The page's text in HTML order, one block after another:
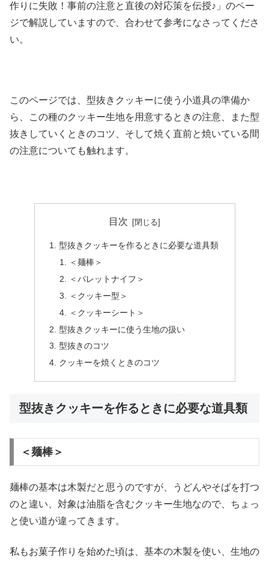
作りに失敗！事前の注意と直後の対応策を伝授♪」のペー
ジで解説していますので、合わせて参考になさってくださ
い。
このページでは、型抜きクッキーに使う小道具の準備か
ら、この種のクッキー生地を用意するときの注意、また型
抜きしていくときのコツ、そして焼く直前と焼いている間
の注意についても触れます。
目次
型抜きクッキーを作るときに必要な道具類
＜麺棒＞
＜パレットナイフ＞
＜クッキー型＞
＜クッキーシート＞
型抜きクッキーに使う生地の扱い
型抜きのコツ
クッキーを焼くときのコツ
型抜きクッキーを作るときに必要な道具類
＜麺棒＞
麺棒の基本は木製だと思うのですが、うどんやそばを打つ
のと違い、対象は油脂を含むクッキー生地なので、ちょっ
と使い道が違ってきます。
私もお菓子作りを始めた頃は、基本の木製を使い、生地の